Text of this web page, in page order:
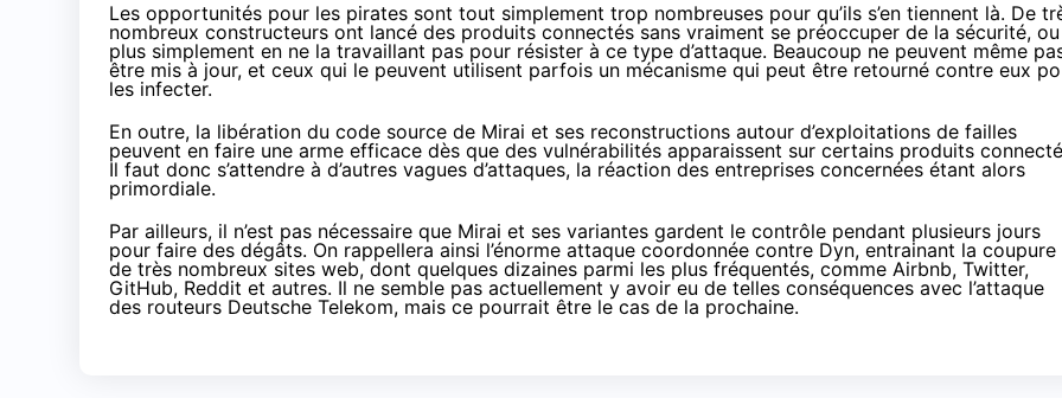
Les opportunités pour les pirates sont tout simplement trop nombreuses pour qu’ils s’en tiennent là. De
nombreux constructeurs ont lancé des produits connectés sans vraiment se préoccuper de la sécurité, ou
plus simplement en ne la travaillant pas pour résister à ce type d’attaque. Beaucoup ne peuvent même
être mis à jour, et ceux qui le peuvent utilisent parfois un mécanisme qui peut être retourné contre eux
les infecter.
En outre, la libération du code source de Mirai et ses reconstructions autour d’exploitations de failles
peuvent en faire une arme efficace dès que des vulnérabilités apparaissent sur certains produits
Il faut donc s’attendre à d’autres vagues d’attaques, la réaction des entreprises concernées étant alors
primordiale.
Par ailleurs, il n’est pas nécessaire que Mirai et ses variantes gardent le contrôle pendant plusieurs jours
pour faire des dégâts. On rappellera ainsi l’énorme attaque coordonnée contre Dyn, entrainant la coupure
de très nombreux sites web, dont quelques dizaines parmi les plus fréquentés, comme Airbnb, Twitter,
GitHub, Reddit et autres. Il ne semble pas actuellement y avoir eu de telles conséquences avec l’attaque
des routeurs Deutsche Telekom, mais ce pourrait être le cas de la prochaine.